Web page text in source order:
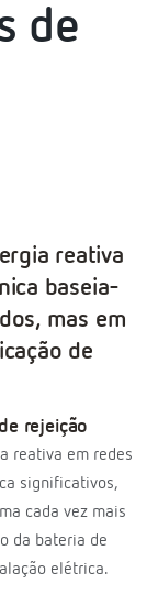
de
reativa
baseia-
mas em
de
rejeição
reativa em redes
significativos,
cada vez mais
da bateria de
elétrica.